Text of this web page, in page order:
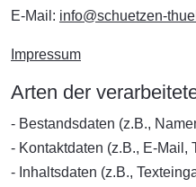
E-Mail: info@schuetzen-
Impressum
Arten der
- Bestandsdaten (z.B.,
- Kontaktdaten (z.B., E-Mail,
- Inhaltsdaten (z.B.,